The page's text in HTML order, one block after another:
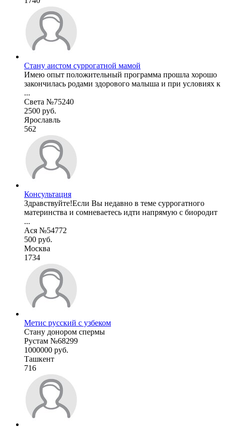
Стану аистом суррогатной мамой
Имею опыт положительный программа прошла хорошо
закончилась родами здорового малыша и при условиях к
...
Света №75240
2500 руб.
Ярославль
562
Консультация
Здравствуйте!Если Вы недавно в теме суррогатного
материнства и сомневаетесь идти напрямую с биородит
...
Ася №54772
500 руб.
Москва
1734
Метис русский с узбеком
Стану донором спермы
Рустам №68299
1000000 руб.
Ташкент
716